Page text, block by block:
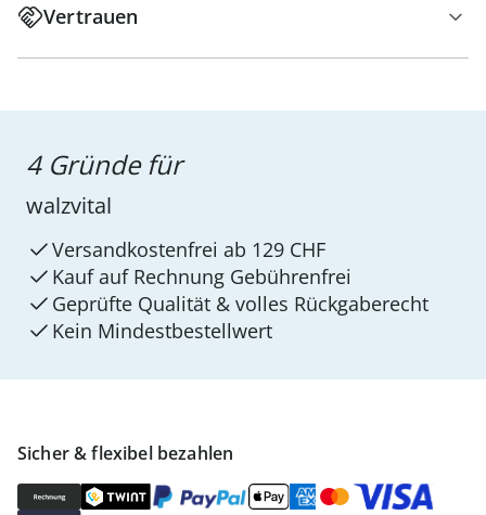
Vertrauen
Sicher & flexibel bezahlen
4 Gründe für
walzvital
Versandkostenfrei ab 129 CHF
Kauf auf Rechnung Gebührenfrei
Geprüfte Qualität & volles Rückgaberecht
Kein Mindest­bestellwert